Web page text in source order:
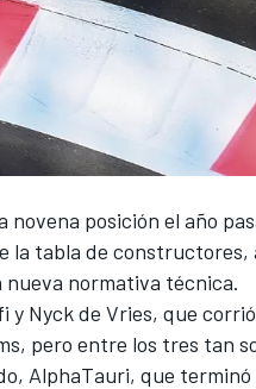
novena posición el año
la tabla de constructores,
nueva normativa técnica.
y Nyck de Vries, que
pero entre los tres tan
AlphaTauri, que terminó